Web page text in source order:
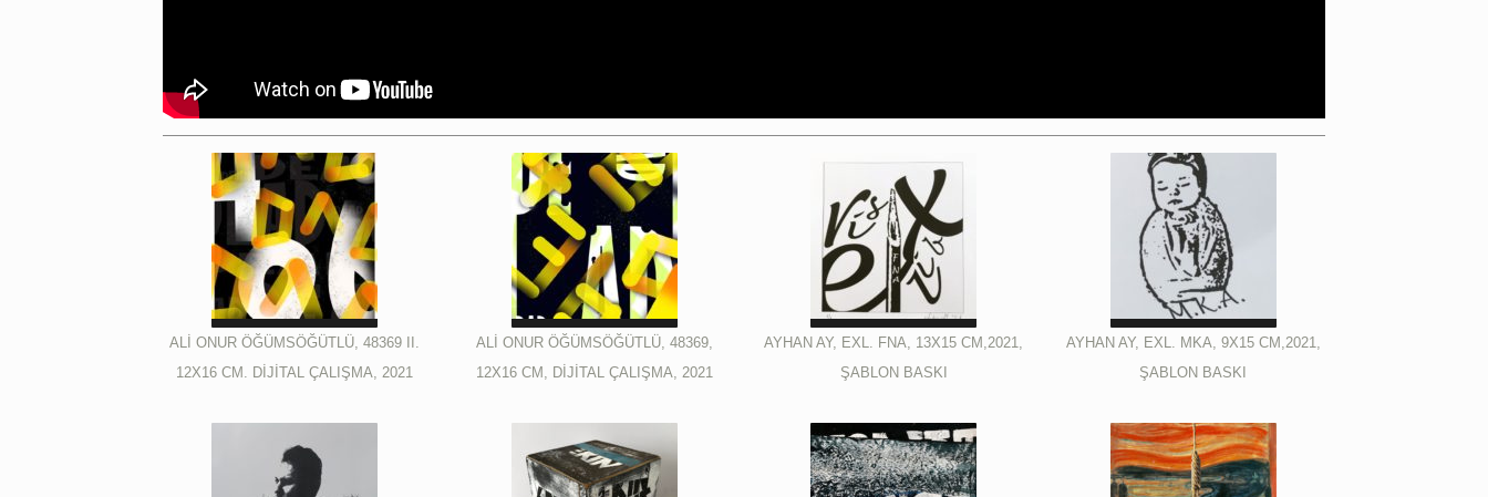
ALİ ONUR ÖĞÜMSÖĞÜTLÜ, 48369 II.
12X16 CM. DİJİTAL ÇALIŞMA, 2021
ALİ ONUR ÖĞÜMSÖĞÜTLÜ, 48369,
12X16 CM, DİJİTAL ÇALIŞMA, 2021
AYHAN AY, EXL. FNA, 13X15 CM,2021,
ŞABLON BASKI
AYHAN AY, EXL. MKA, 9X15 CM,2021,
ŞABLON BASKI